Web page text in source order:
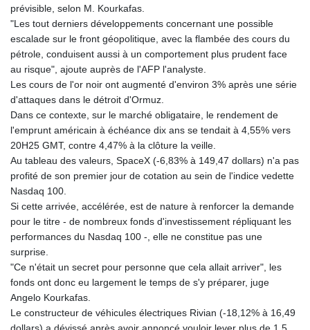
prévisible, selon M. Kourkafas.
"Les tout derniers développements concernant une possible
escalade sur le front géopolitique, avec la flambée des cours du
pétrole, conduisent aussi à un comportement plus prudent face
au risque", ajoute auprès de l'AFP l'analyste.
Les cours de l'or noir ont augmenté d'environ 3% après une série
d'attaques dans le détroit d'Ormuz.
Dans ce contexte, sur le marché obligataire, le rendement de
l'emprunt américain à échéance dix ans se tendait à 4,55% vers
20H25 GMT, contre 4,47% à la clôture la veille.
Au tableau des valeurs, SpaceX (-6,83% à 149,47 dollars) n'a pas
profité de son premier jour de cotation au sein de l'indice vedette
Nasdaq 100.
Si cette arrivée, accélérée, est de nature à renforcer la demande
pour le titre - de nombreux fonds d'investissement répliquant les
performances du Nasdaq 100 -, elle ne constitue pas une
surprise.
"Ce n'était un secret pour personne que cela allait arriver", les
fonds ont donc eu largement le temps de s'y préparer, juge
Angelo Kourkafas.
Le constructeur de véhicules électriques Rivian (-18,12% à 16,49